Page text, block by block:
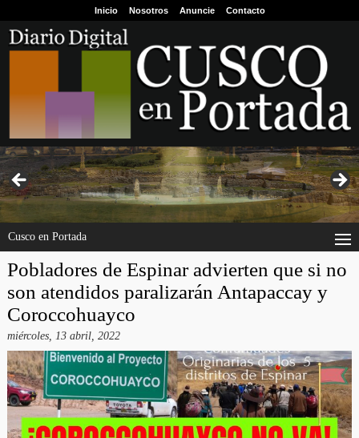
Inicio Nosotros Anuncie Contacto
Cusco en Portada
Pobladores de Espinar advierten que si no
son atendidos paralizarán Antapaccay y
Coroccohuayco
miércoles, 13 abril, 2022